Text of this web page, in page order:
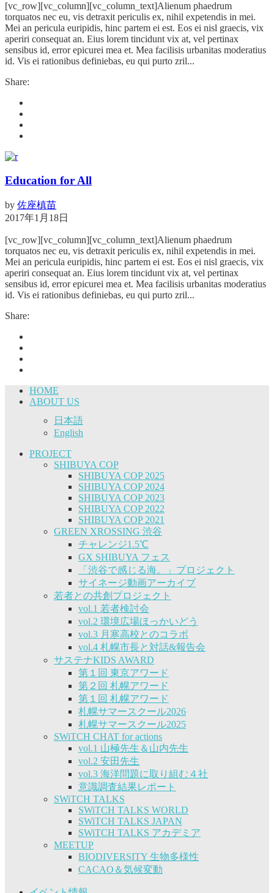
[vc_row][vc_column][vc_column_text]Alienum phaedrum
torquatos nec eu, vis detraxit periculis ex, nihil expetendis in mei.
Mei an pericula euripidis, hinc partem ei est. Eos ei nisl graecis, vix
aperiri consequat an. Eius lorem tincidunt vix at, vel pertinax
sensibus id, error epicurei mea et. Mea facilisis urbanitas moderatius
id. Vis ei rationibus definiebas, eu qui purto zril...
Share:
Education for All
by 佐座槙苗
2017年1月18日
[vc_row][vc_column][vc_column_text]Alienum phaedrum
torquatos nec eu, vis detraxit periculis ex, nihil expetendis in mei.
Mei an pericula euripidis, hinc partem ei est. Eos ei nisl graecis, vix
aperiri consequat an. Eius lorem tincidunt vix at, vel pertinax
sensibus id, error epicurei mea et. Mea facilisis urbanitas moderatius
id. Vis ei rationibus definiebas, eu qui purto zril...
Share:
HOME
ABOUT US
日本語
English
PROJECT
SHIBUYA COP
SHIBUYA COP 2025
SHIBUYA COP 2024
SHIBUYA COP 2023
SHIBUYA COP 2022
SHIBUYA COP 2021
GREEN XROSSING 渋谷
チャレンジ1.5℃
GX SHIBUYA フェス
「渋谷で感じる海。」プロジェクト
サイネージ動画アーカイブ
若者との共創プロジェクト
vol.1 若者検討会
vol.2 環境広場ほっかいどう
vol.3 月寒高校とのコラボ
vol.4 札幌市長と対話&報告会
サステナKIDS AWARD
第１回 東京アワード
第２回 札幌アワード
第１回 札幌アワード
札幌サマースクール2026
札幌サマースクール2025
SWiTCH CHAT for actions
vol.1 山極先生＆山内先生
vol.2 安田先生
vol.3 海洋問題に取り組む４社
意識調査結果レポート
SWiTCH TALKS
SWiTCH TALKS WORLD
SWiTCH TALKS JAPAN
SWiTCH TALKS アカデミア
MEETUP
BIODIVERSITY 生物多様性
CACAO＆気候変動